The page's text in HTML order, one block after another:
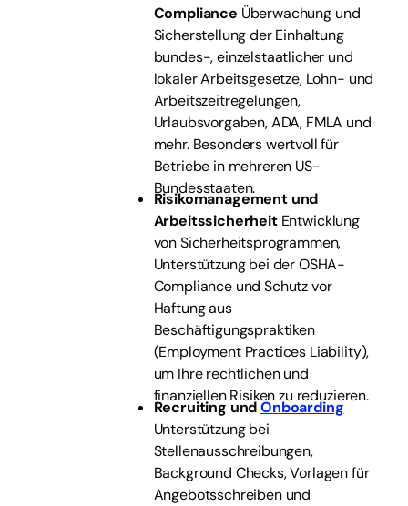
Compliance Überwachung und
Sicherstellung der Einhaltung
bundes-, einzelstaatlicher und
lokaler Arbeitsgesetze, Lohn- und
Arbeitszeitregelungen,
Urlaubsvorgaben, ADA, FMLA und
mehr. Besonders wertvoll für
Betriebe in mehreren US-
Bundesstaaten.
Risikomanagement und
ArbeitssicherheitEntwicklung
von Sicherheitsprogrammen,
Unterstützung bei der OSHA-
Compliance und Schutz vor
Haftung aus
Beschäftigungspraktiken
(Employment Practices Liability),
um Ihre rechtlichen und
finanziellen Risiken zu reduzieren.
Recruiting undOnboarding
Unterstützung bei
Stellenausschreibungen,
Background Checks, Vorlagen für
Angebotsschreiben und